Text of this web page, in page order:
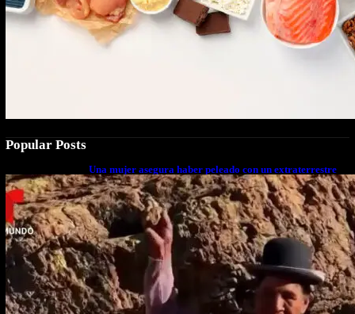
Popular Posts
Una mujer asegura haber peleado con un extraterrestre
cuerpo a cuerpo